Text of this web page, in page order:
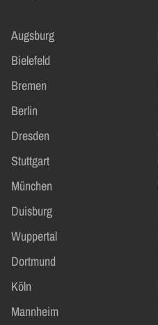
Augsburg
Bielefeld
Bremen
Berlin
Dresden
Stuttgart
München
Duisburg
Wuppertal
Dortmund
Köln
Mannheim